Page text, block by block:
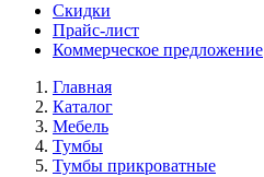
Скидки
Прайс-лист
Коммерческое предложение
Главная
Каталог
Мебель
Тумбы
Тумбы прикроватные